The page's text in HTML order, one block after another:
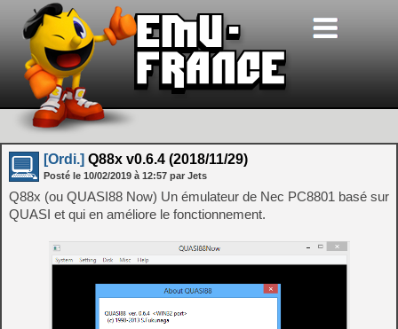
[Ordi.] Q88x v0.6.4 (2018/11/29)
Posté le 10/02/2019 à 12:57 par Jets
Q88x (ou QUASI88 Now) Un émulateur de Nec PC8801 basé sur
QUASI et qui en améliore le fonctionnement.